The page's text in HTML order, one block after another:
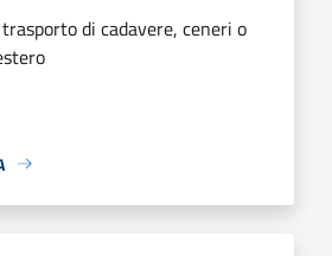
di cadavere, ceneri o